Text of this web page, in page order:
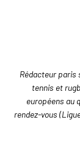
Rédacteur paris
tennis et
européens au
rendez-vous